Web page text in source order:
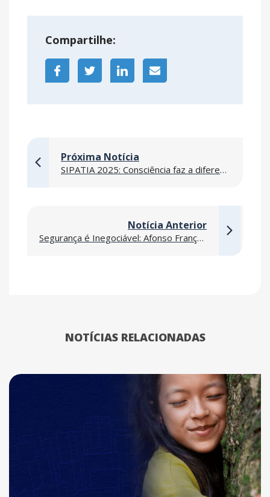
Compartilhe:
Próxima Notícia
SIPATIA 2025: Consciência faz a diferença
Notícia Anterior
Segurança é Inegociável: Afonso França reforça cuidados específicos para motoristas e operadores
NOTÍCIAS RELACIONADAS